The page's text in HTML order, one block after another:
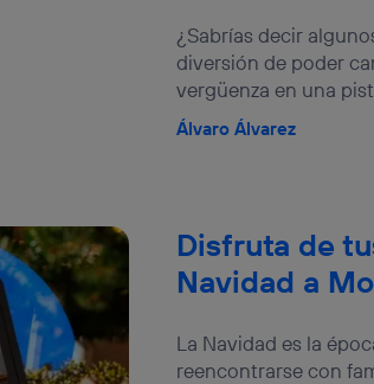
¿Sabrías decir
diversión de poder
vergüenza en una
Álvaro Álvarez
Disfruta de
Navidad a
La Navidad es la
reencontrarse con
realizará en función de las actividades de
hayan dado su consentimiento.
datos móviles, el marketing será
Puedes gestionar los consentimientos Utiq